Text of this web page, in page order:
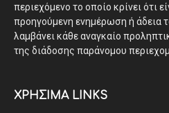
περιεχόμενο το οποίο κρίνει ότι
προηγούμενη ενημέρωση ή άδεια
λαμβάνει κάθε αναγκαίο
της διάδοσης παράνομου
ΧΡΗΣΙΜΑ LINKS